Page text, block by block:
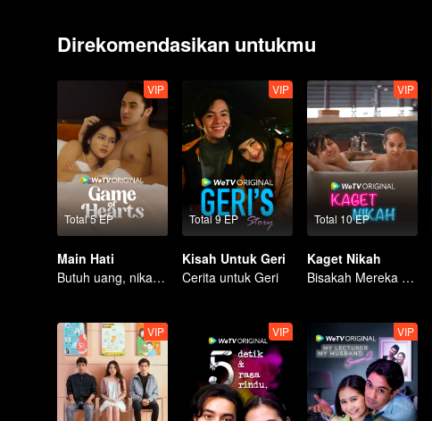
Direkomendasikan untukmu
Total 5 EP
VIP
Main Hati
Butuh uang, nikah kontrak jadi solusi?
Total 9 EP
VIP
Kisah Untuk Geri
Cerita untuk Geri
Total 10 EP
VIP
Kaget Nikah
Bisakah Mereka Bertahan dari Ultimatum Pernikahan?
VIP VIP VIP